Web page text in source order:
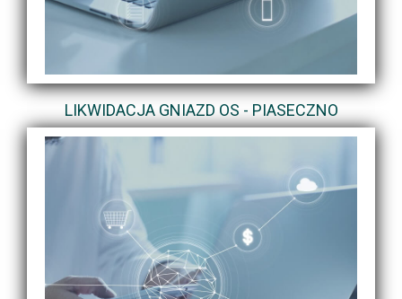
LIKWIDACJA GNIAZD OS - PIASECZNO